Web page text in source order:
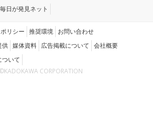
毎日が発見ネット
リシー 推奨環境 お問い合わせ
供 媒体資料 広告掲載について 会社概要
いて
©KADOKAWA CORPORATION